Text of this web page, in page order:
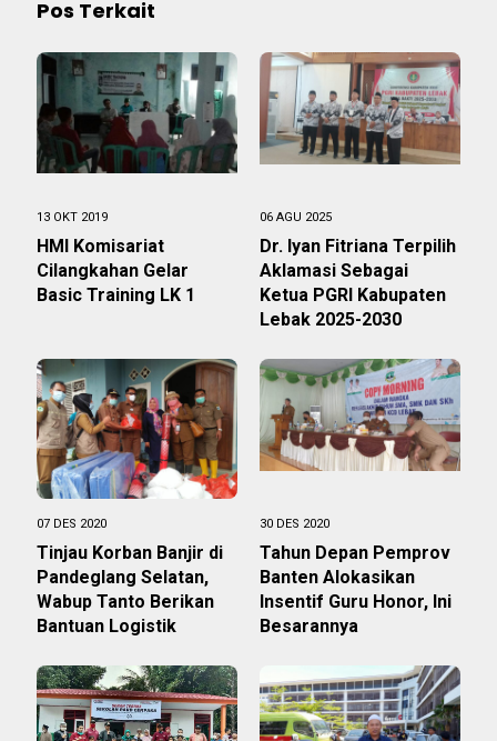
Pos Terkait
13 OKT 2019
HMI Komisariat
Cilangkahan Gelar
Basic Training LK 1
06 AGU 2025
Dr. Iyan Fitriana Terpilih
Aklamasi Sebagai
Ketua PGRI Kabupaten
Lebak 2025-2030
07 DES 2020
Tinjau Korban Banjir di
Pandeglang Selatan,
Wabup Tanto Berikan
Bantuan Logistik
30 DES 2020
Tahun Depan Pemprov
Banten Alokasikan
Insentif Guru Honor, Ini
Besarannya